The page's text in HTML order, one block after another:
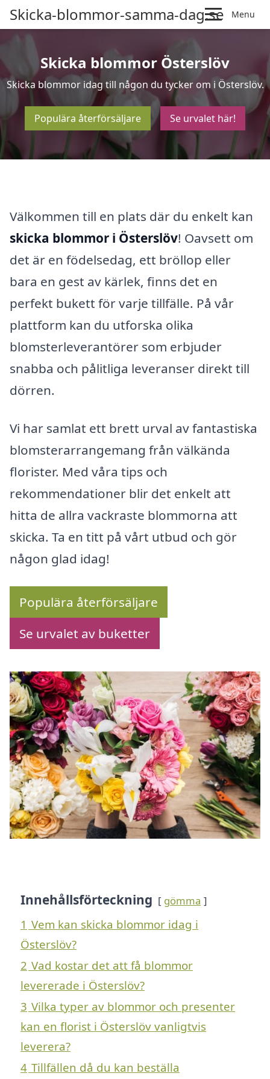
Skicka-blommor-samma-dag.se Menu
Skicka blommor Österslöv
Skicka blommor idag till någon du tycker om i Österslöv.
Populära återförsäljare Se urvalet här!
Välkommen till en plats där du enkelt kan
skicka blommor i Österslöv! Oavsett om
det är en födelsedag, ett bröllop eller
bara en gest av kärlek, finns det en
perfekt bukett för varje tillfälle. På vår
plattform kan du utforska olika
blomsterleverantörer som erbjuder
snabba och pålitliga leveranser direkt till
dörren.
Vi har samlat ett brett urval av fantastiska
blomsterarrangemang från välkända
florister. Med våra tips och
rekommendationer blir det enkelt att
hitta de allra vackraste blommorna att
skicka. Ta en titt på vårt utbud och gör
någon glad idag!
Populära återförsäljare
Se urvalet av buketter
Innehållsförteckning gömma
1 Vem kan skicka blommor idag i
Österslöv?
2 Vad kostar det att få blommor
levererade i Österslöv?
3 Vilka typer av blommor och presenter
kan en florist i Österslöv vanligtvis
leverera?
4 Tillfällen då du kan beställa